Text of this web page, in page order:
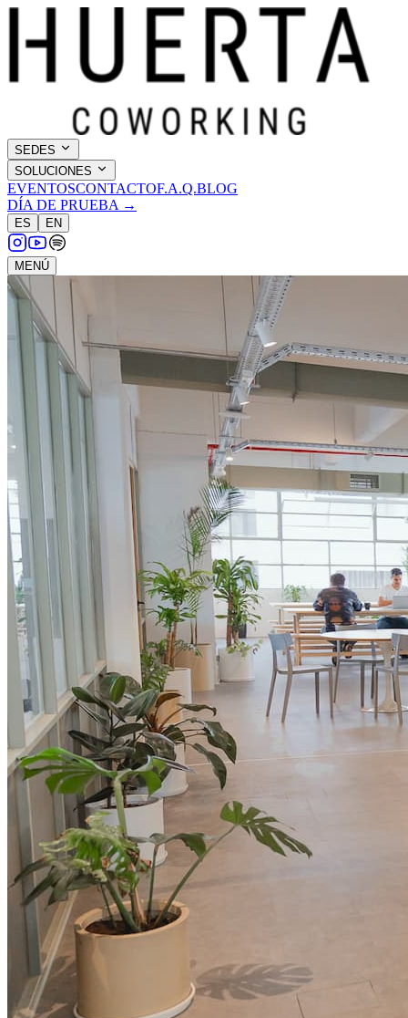
SEDES
SOLUCIONES
EVENTOSCONTACTOF.A.Q.BLOG
DÍA DE PRUEBA →
ES EN
MENÚ